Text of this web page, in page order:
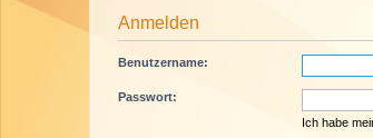
Anmelden
Benutzername:
Passwort:
Ich habe